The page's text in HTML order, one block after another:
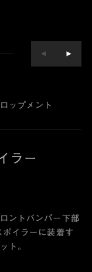
ップメント
ラー
ントバンパー下部
イラーに装着す
ト。